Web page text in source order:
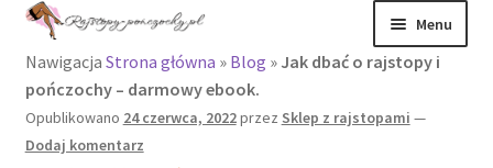
Przejdź
nawigacji
Przejdź
treści
Menu
Rajstopy
Rozwiń
menu
potomne
Rajstopy Orirose
Nawigacja Strona główna » Blog » Jak dbać o rajstopy i
pończochy – darmowy ebook.
Opublikowano 24 czerwca, 2022przez Sklep z rajstopami —
Dodaj komentarz